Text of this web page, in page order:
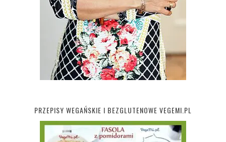
PRZEPISY WEGAŃSKIE I BEZGLUTENOWE VEGEMI.PL